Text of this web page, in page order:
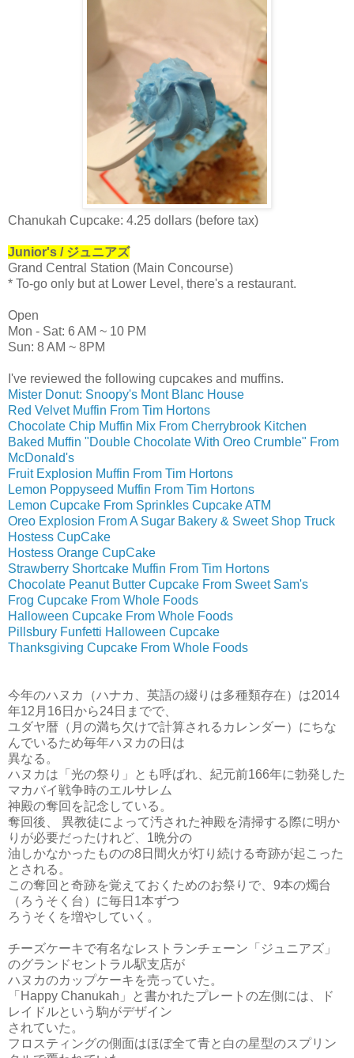
Chanukah Cupcake: 4.25 dollars (before tax)
Junior's / ジュニアズ
Grand Central Station (Main Concourse)
* To-go only but at Lower Level, there's a restaurant.
Open
Mon - Sat: 6 AM ~ 10 PM
Sun: 8 AM ~ 8PM
I've reviewed the following cupcakes and muffins.
Mister Donut: Snoopy's Mont Blanc House
Red Velvet Muffin From Tim Hortons
Chocolate Chip Muffin Mix From Cherrybrook Kitchen
Baked Muffin "Double Chocolate With Oreo Crumble" From
McDonald's
Fruit Explosion Muffin From Tim Hortons
Lemon Poppyseed Muffin From Tim Hortons
Lemon Cupcake From Sprinkles Cupcake ATM
Oreo Explosion From A Sugar Bakery & Sweet Shop Truck
Hostess CupCake
Hostess Orange CupCake
Strawberry Shortcake Muffin From Tim Hortons
Chocolate Peanut Butter Cupcake From Sweet Sam's
Frog Cupcake From Whole Foods
Halloween Cupcake From Whole Foods
Pillsbury Funfetti Halloween Cupcake
Thanksgiving Cupcake From Whole Foods
今年のハヌカ（ハナカ、英語の綴りは多種類存在）は2014
年12月16日から24日までで、
ユダヤ暦（月の満ち欠けで計算されるカレンダー）にちな
んでいるため毎年ハヌカの日は
異なる。
ハヌカは「光の祭り」とも呼ばれ、紀元前166年に勃発した
マカバイ戦争時のエルサレム
神殿の奪回を記念している。
奪回後、 異教徒によって汚された神殿を清掃する際に明か
りが必要だったけれど、1晩分の
油しかなかったものの8日間火が灯り続ける奇跡が起こった
とされる。
この奪回と奇跡を覚えておくためのお祭りで、9本の燭台
（ろうそく台）に毎日1本ずつ
ろうそくを増やしていく。
チーズケーキで有名なレストランチェーン「ジュニアズ」
のグランドセントラル駅支店が
ハヌカのカップケーキを売っていた。
「Happy Chanukah」と書かれたプレートの左側には、ド
レイドルという駒がデザイン
されていた。
フロスティングの側面はほぼ全て青と白の星型のスプリン